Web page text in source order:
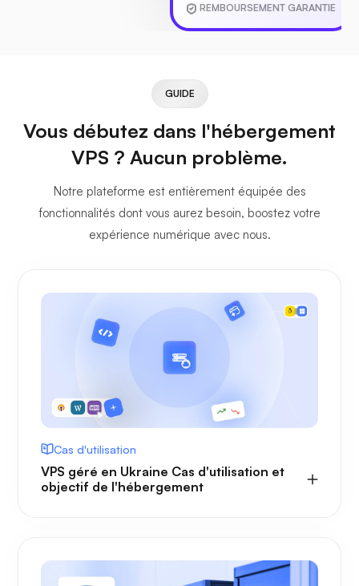
REMBOURSEMENT GARANTIE
GUIDE
Vous débutez dans l'hébergement
VPS ? Aucun problème.
Notre plateforme est entièrement équipée des
fonctionnalités dont vous aurez besoin, boostez votre
expérience numérique avec nous.
Cas d'utilisation
VPS géré en Ukraine Cas d'utilisation et
objectif de l'hébergement